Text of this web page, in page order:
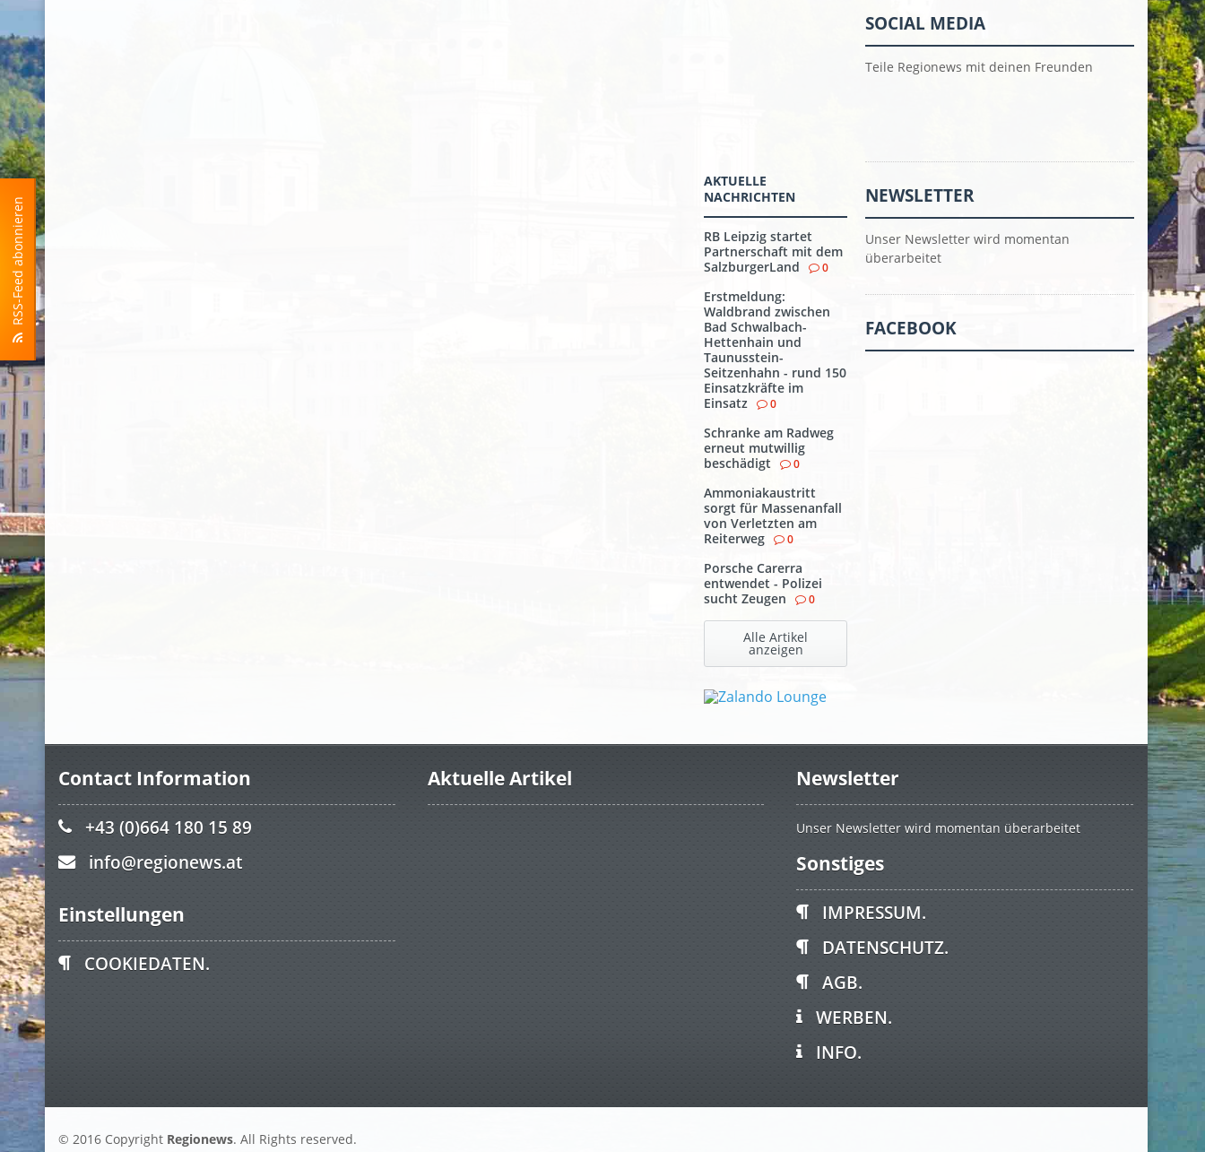
RSS-Feed abonnieren
AKTUELLE
NACHRICHTEN
RB Leipzig startet
Partnerschaft mit dem
SalzburgerLand
0
Erstmeldung:
Waldbrand zwischen
Bad Schwalbach-
Hettenhain und
Taunusstein-
Seitzenhahn - rund 150
Einsatzkräfte im
Einsatz
0
Schranke am Radweg
erneut mutwillig
beschädigt
0
Ammoniakaustritt
sorgt für Massenanfall
von Verletzten am
Reiterweg
0
Porsche Carerra
entwendet - Polizei
sucht Zeugen
0
Alle Artikel
anzeigen
SOCIAL MEDIA
Teile Regionews mit deinen Freunden
NEWSLETTER
Unser Newsletter wird momentan
überarbeitet
FACEBOOK
Contact Information
+43 (0)664 180 15 89
info@regionews.at
Einstellungen
COOKIEDATEN.
Aktuelle Artikel Newsletter
Unser Newsletter wird momentan überarbeitet
Sonstiges
IMPRESSUM.
DATENSCHUTZ.
AGB.
WERBEN.
INFO.
© 2016 Copyright Regionews. All Rights reserved.